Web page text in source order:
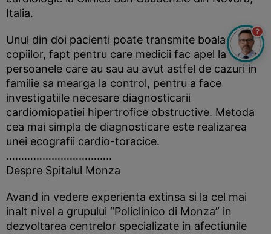
Italia.
Unul din doi pacienti poate transmite boala
copiilor, fapt pentru care medicii fac apel la
persoanele care au sau au avut astfel de cazuri in
familie sa mearga la control, pentru a face
investigatiile necesare diagnosticarii
cardiomiopatiei hipertrofice obstructive. Metoda
cea mai simpla de diagnosticare este realizarea
unei ecografii cardio-toracice.
……………………………..
Despre Spitalul Monza
Avand in vedere experienta extinsa si la cel mai
inalt nivel a grupului “Policlinico di Monza” in
dezvoltarea centrelor specializate in afectiunile
?